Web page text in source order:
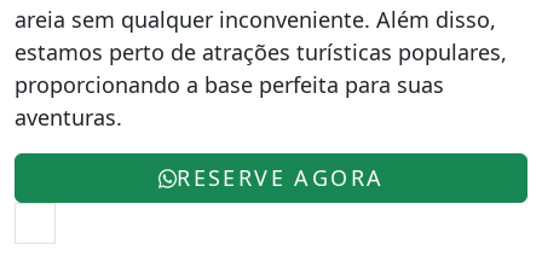
areia sem qualquer inconveniente. Além disso,
estamos perto de atrações turísticas populares,
proporcionando a base perfeita para suas
aventuras.
RESERVE AGORA